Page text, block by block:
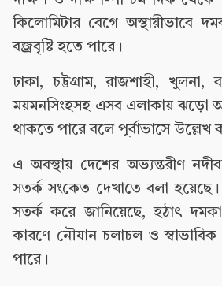
কিলোমিটার বেগে অস্থায়ীভাবে
বজ্রবৃষ্টি হতে পারে।
ঢাকা, চট্টগ্রাম, রাজশাহী, খুলনা,
ময়মনসিংহসহ এসব এলাকায় ঝড়ো
থাকতে পারে বলে পূর্বাভাসে উল্লেখ
এ অবস্থায় দেশের অভ্যন্তরীণ
সতর্ক সংকেত দেখাতে বলা
সতর্ক করে জানিয়েছে, হঠাৎ দমকা
কারণে নৌযান চলাচল ও স্বাভাবিক
পারে।